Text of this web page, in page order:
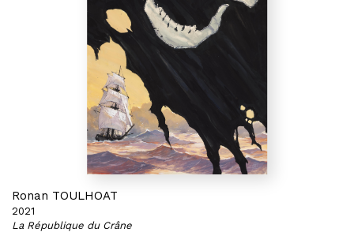
Ronan TOULHOAT
2021
La République du Crâne